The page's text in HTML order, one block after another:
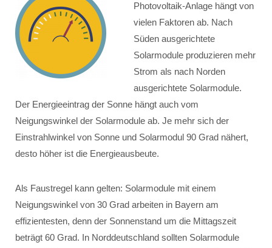
Photovoltaik-Anlage hängt von
vielen Faktoren ab. Nach
Süden ausgerichtete
Solarmodule produzieren mehr
Strom als nach Norden
ausgerichtete Solarmodule.
Der Energieeintrag der Sonne hängt auch vom
Neigungswinkel der Solarmodule ab. Je mehr sich der
Einstrahlwinkel von Sonne und Solarmodul 90 Grad nähert,
desto höher ist die Energieausbeute.
Als Faustregel kann gelten: Solarmodule mit einem
Neigungswinkel von 30 Grad arbeiten in Bayern am
effizientesten, denn der Sonnenstand um die Mittagszeit
beträgt 60 Grad. In Norddeutschland sollten Solarmodule